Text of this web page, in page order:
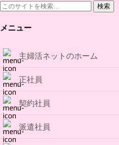
検索
メニュー
主婦活ネットのホーム
正社員
契約社員
派遣社員